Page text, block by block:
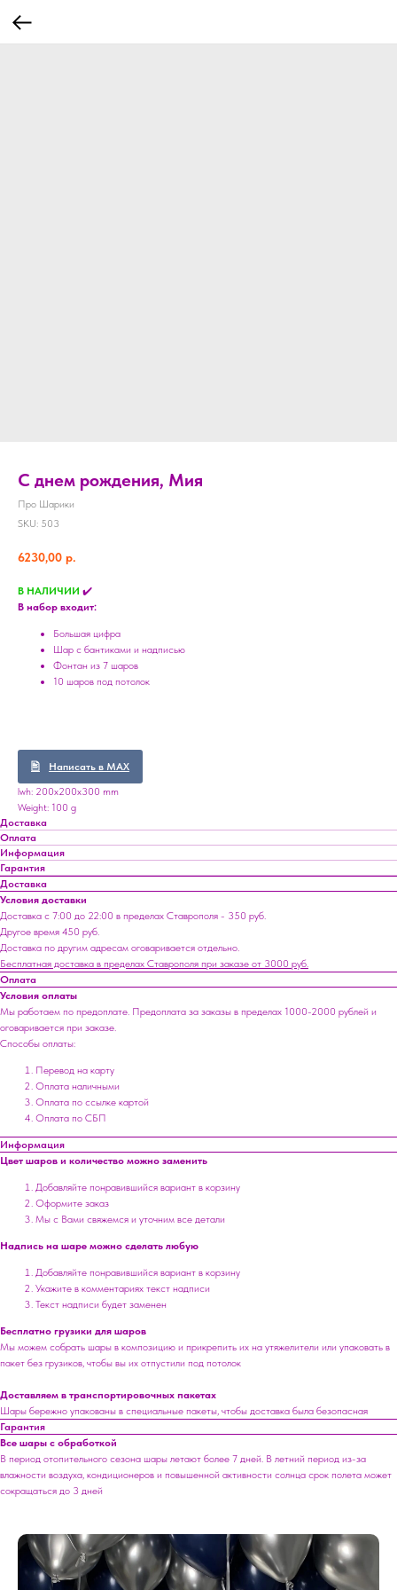
С днем рождения, Мия
Про Шарики
SKU: 503
6230,00 р.
В НАЛИЧИИ ✔️
В набор входит:
Большая цифра
Шар с бантиками и надписью
Фонтан из 7 шаров
10 шаров под потолок
Написать в MAX
lwh: 200x200x300 mm
Weight: 100 g
Доставка
Оплата
Информация
Гарантия
Доставка
Условия доставки
Доставка с 7:00 до 22:00 в пределах Ставрополя - 350 руб.
Другое время 450 руб.
Доставка по другим адресам оговаривается отдельно.
Бесплатная доставка в пределах Ставрополя при заказе от 3000 руб.
Оплата
Условия оплаты
Мы работаем по предоплате. Предоплата за заказы в пределах 1000-2000 рублей и
оговаривается при заказе.
Способы оплаты:
Перевод на карту
Оплата наличными
Оплата по ссылке картой
Оплата по СБП
Информация
Цвет шаров и количество можно заменить
Добавляйте понравившийся вариант в корзину
Оформите заказ
Мы с Вами свяжемся и уточним все детали
Надпись на шаре можно сделать любую
Добавляйте понравившийся вариант в корзину
Укажите в комментариях текст надписи
Текст надписи будет заменен
Бесплатно грузики для шаров
Мы можем собрать шары в композицию и прикрепить их на утяжелители или упаковать в
пакет без грузиков, чтобы вы их отпустили под потолок
Доставляем в транспортировочных пакетах
Шары бережно упакованы в специальные пакеты, чтобы доставка была безопасная
Гарантия
Все шары с обработкой
В период отопительного сезона шары летают более 7 дней. В летний период из-за
влажности воздуха, кондиционеров и повышенной активности солнца срок полета может
сокращаться до 3 дней